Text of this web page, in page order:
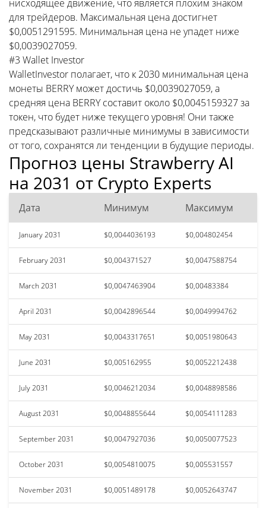
нисходящее движение, что является плохим знаком
для трейдеров. Максимальная цена достигнет
$0,0051291595. Минимальная цена не упадет ниже
$0,0039027059.
#3 Wallet Investor
WalletInvestor полагает, что к 2030 минимальная цена
монеты BERRY может достичь $0,0039027059, а
средняя цена BERRY составит около $0,0045159327 за
токен, что будет ниже текущего уровня! Они также
предсказывают различные минимумы в зависимости
от того, сохранятся ли тенденции в будущие периоды.
Прогноз цены Strawberry AI
на 2031 от Crypto Experts
Дата Минимум Максимум
January 2031 $0,0044036193 $0,004802454
February 2031 $0,004371527 $0,0047588754
March 2031 $0,0047463904 $0,00483384
April 2031 $0,0042896544 $0,0049994762
May 2031 $0,0043317651 $0,0051980643
June 2031 $0,005162955 $0,0052212438
July 2031 $0,0046212034 $0,0048898586
August 2031 $0,0048855644 $0,0054111283
September 2031 $0,0047927036 $0,0050077523
October 2031 $0,0054810075 $0,005531557
November 2031 $0,0051489178 $0,0052643747